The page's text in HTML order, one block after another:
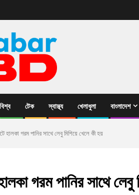
বিশ্ব টেক স্বাস্থ্য খেলাধুলা বাংলাদেশ
হালকা গরম পানির সাথে লেবু মিশিয়ে খেলে কী হয়
গরম পানির সাথে